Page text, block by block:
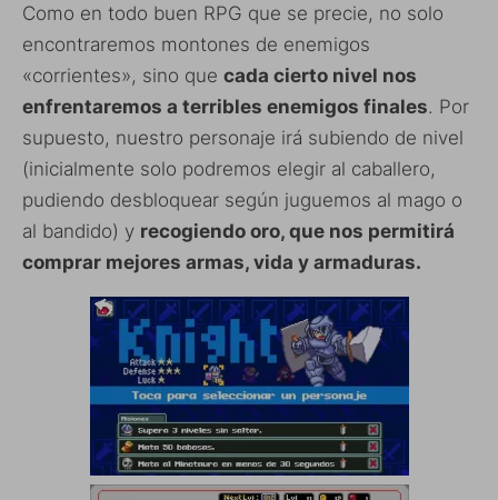
Como en todo buen RPG que se precie, no solo
encontraremos montones de enemigos
«corrientes», sino que cada cierto nivel nos
enfrentaremos a terribles enemigos finales. Por
supuesto, nuestro personaje irá subiendo de nivel
(inicialmente solo podremos elegir al caballero,
pudiendo desbloquear según juguemos al mago o
al bandido) y recogiendo oro, que nos permitirá
comprar mejores armas, vida y armaduras.